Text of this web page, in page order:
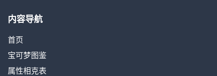
内容导航
首页
宝可梦图鉴
属性相克表